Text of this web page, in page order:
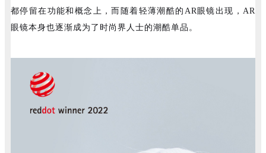
都停留在功能和概念上，而随着轻薄潮酷的AR眼镜出现，AR
眼镜本身也逐渐成为了时尚界人士的潮酷单品。